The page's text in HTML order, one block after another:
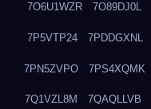
7O6U1WZR 7O89DJ0L
7P5VTP24 7PDDGXNL
7PN5ZVPO 7PS4XQMK
7Q1VZL8M 7QAQLLVB